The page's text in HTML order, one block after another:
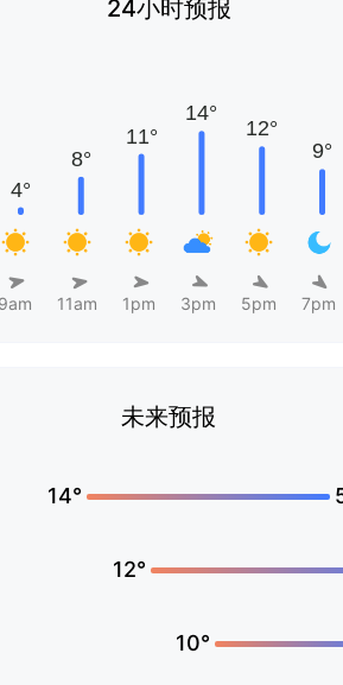
24小时预报
9am 11am 1pm 3pm 5pm 7pm
未来预报
14°
12°
10°